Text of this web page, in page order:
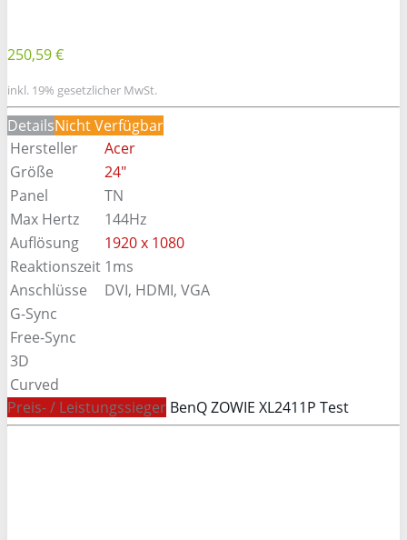
250,59 €
inkl. 19% gesetzlicher MwSt.
DetailsNicht Verfügbar
Hersteller
Acer
Größe
24"
Panel
TN
Max Hertz
144Hz
Auflösung
1920 x 1080
Reaktionszeit 1ms
Anschlüsse
DVI, HDMI, VGA
G-Sync
Free-Sync
3D
Curved
Preis- / Leistungssieger BenQ ZOWIE XL2411P Test